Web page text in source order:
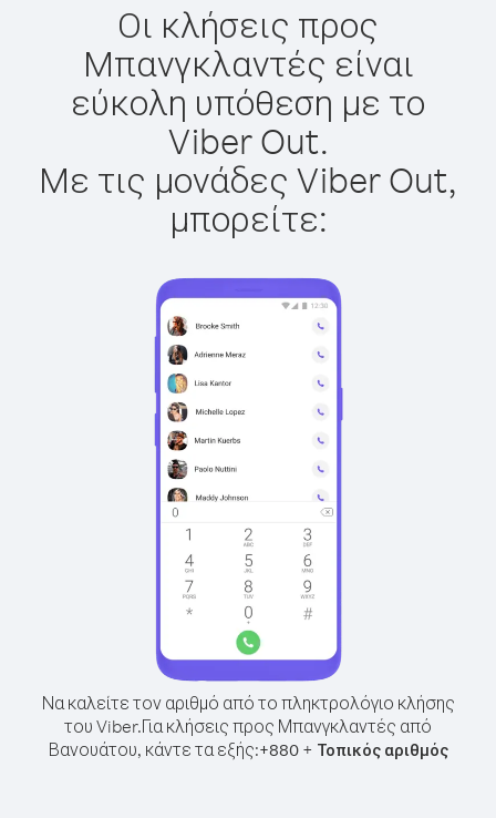
Οι κλήσεις προς
Μπανγκλαντές είναι
εύκολη υπόθεση με το
Viber Out.
Με τις μονάδες Viber Out,
μπορείτε:
Να καλείτε τον αριθμό από το πληκτρολόγιο κλήσης
του Viber.Για κλήσεις προς Μπανγκλαντές από
Βανουάτου, κάντε τα εξής:+880+ Τοπικός αριθμός